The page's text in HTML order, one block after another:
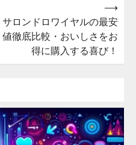
サロンドロワイヤルの最安
値徹底比較・おいしさをお
得に購入する喜び！
⟶